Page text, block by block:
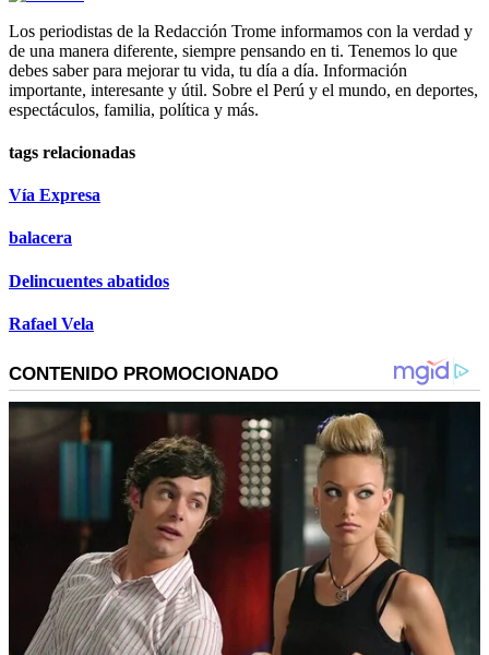
Los periodistas de la Redacción Trome informamos con la verdad y
de una manera diferente, siempre pensando en ti. Tenemos lo que
debes saber para mejorar tu vida, tu día a día. Información
importante, interesante y útil. Sobre el Perú y el mundo, en deportes,
espectáculos, familia, política y más.
tags relacionadas
Vía Expresa
balacera
Delincuentes abatidos
Rafael Vela